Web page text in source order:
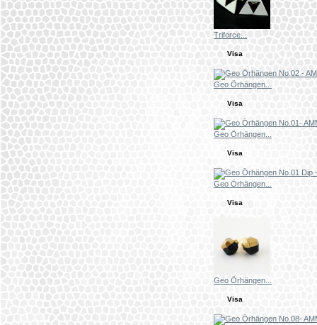
Triforce...
Visa
Geo Örhängen...
Visa
Geo Örhängen...
Visa
Geo Örhängen...
Visa
Geo Örhängen...
Visa